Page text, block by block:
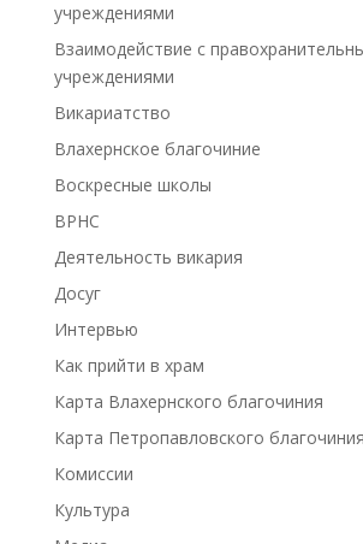
учреждениями
Взаимодействие с
учреждениями
Викариатство
Влахернское благочиние
Воскресные школы
ВРНС
Деятельность викария
Досуг
Интервью
Как прийти в храм
Карта Влахернского благочиния
Карта Петропавловского благочиния
Комиссии
Культура